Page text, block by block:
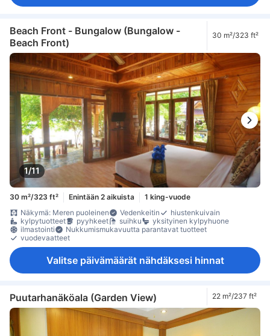
Beach Front - Bungalow (Bungalow -
Beach Front)
30 m²/323 ft²
1/11
30 m²/323 ft² Enintään 2 aikuista
1 king-vuode
Näkymä: Meren puoleinen
Vedenkeitin
hiustenkuivain
kylpytuotteet
pyyhkeet suihku
yksityinen kylpyhuone
ilmastointi
Nukkumismukavuutta parantavat tuotteet
vuodevaatteet
Valitse päivämäärät nähdäksesi hinnat
Puutarhanäköala (Garden View) 22 m²/237 ft²